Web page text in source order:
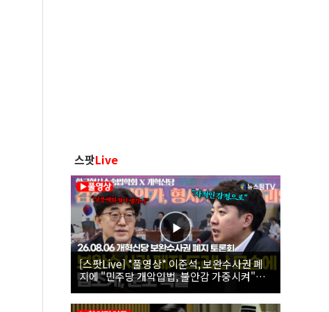
스팟Live
[스팟Live] *풀영상* 이준석, 보완수사권 폐
지에 "민주당 개악입법, 불안감 가중시켜"｜
26.08.06 개혁신당 보완수사권 폐지 토론회